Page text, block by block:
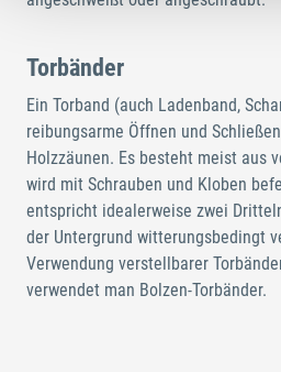
Torbänder
Ein Torband (auch Ladenband,
reibungsarme Öffnen und
Holzzäunen. Es besteht meist aus
wird mit Schrauben und Kloben
entspricht idealerweise zwei
der Untergrund witterungsbedingt
Verwendung verstellbarer
verwendet man Bolzen-Torbänder.